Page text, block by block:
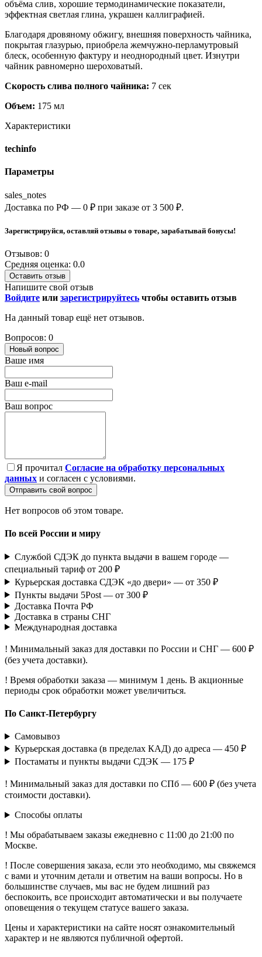
объёма слив, хорошие термодинамические показатели,
эффектная светлая глина, украшен каллиграфией.
Благодаря дровяному обжигу, внешняя поверхность чайника,
покрытая глазурью, приобрела жемчужно-перламутровый
блеск, особенную фактуру и неоднородный цвет. Изнутри
чайник равномерно шероховатый.
Скорость слива полного чайника: 7 сек
Объем: 175 мл
Характеристики
techinfo
Параметры
sales_notes
Доставка по РФ — 0 ₽ при заказе от 3 500 ₽.
Зарегистрируйся, оставляй отзывы о товаре, зарабатывай бонусы!
Отзывов: 0
Средняя оценка: 0.0
Оставить отзыв
Напишите свой отзыв
Войдите или зарегистрируйтесь чтобы оставить отзыв
На данный товар ещё нет отзывов.
Вопросов: 0
Новый вопрос
Ваше имя
Ваш e-mail
Ваш вопрос
Я прочитал Согласие на обработку персональных
данных и согласен с условиями.
Отправить свой вопрос
Нет вопросов об этом товаре.
По всей России и миру
Службой СДЭК до пункта выдачи в вашем городе —
специальный тариф от 200 ₽
Курьерская доставка СДЭК «до двери» — от 350 ₽
Пункты выдачи 5Post — от 300 ₽
Доставка Почта РФ
Доставка в страны СНГ
Международная доставка
! Минимальный заказ для доставки по России и СНГ — 600 ₽
(без учета доставки).
! Время обработки заказа — минимум 1 день. В акционные
периоды срок обработки может увеличиться.
По Санкт-Петербургу
Самовывоз
Курьерская доставка (в пределах КАД) до адреса — 450 ₽
Постаматы и пункты выдачи СДЭК — 175 ₽
! Минимальный заказ для доставки по СПб — 600 ₽ (без учета
стоимости доставки).
Способы оплаты
! Мы обрабатываем заказы ежедневно с 11:00 до 21:00 по
Москве.
! После совершения заказа, если это необходимо, мы свяжемся
с вами и уточним детали и ответим на ваши вопросы. Но в
большинстве случаев, мы вас не будем лишний раз
беспокоить, все происходит автоматически и вы получаете
оповещения о текущем статусе вашего заказа.
Цены и характеристики на сайте носят ознакомительный
характер и не являются публичной офертой.